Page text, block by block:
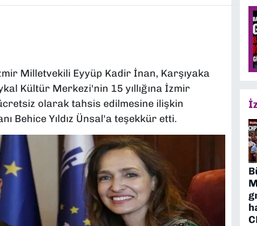
Milletvekili Eyyüp Kadir İnan, Karşıyaka
Kültür Merkezi'nin 15 yıllığına İzmir
olarak tahsis edilmesine ilişkin
Behice Yıldız Ünsal'a teşekkür etti.